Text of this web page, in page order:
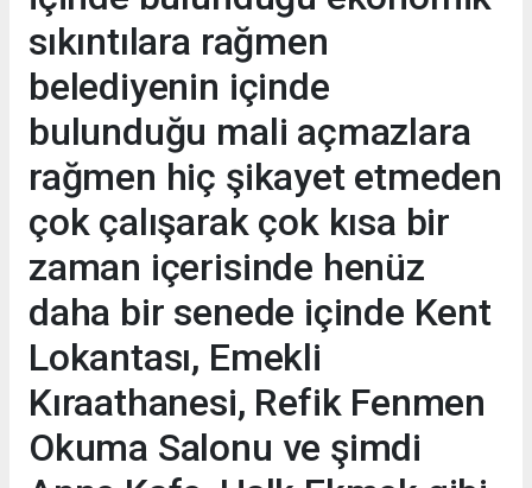
sıkıntılara rağmen
belediyenin içinde
bulunduğu mali açmazlara
rağmen hiç şikayet etmeden
çok çalışarak çok kısa bir
zaman içerisinde henüz
daha bir senede içinde Kent
Lokantası, Emekli
Kıraathanesi, Refik Fenmen
Okuma Salonu ve şimdi